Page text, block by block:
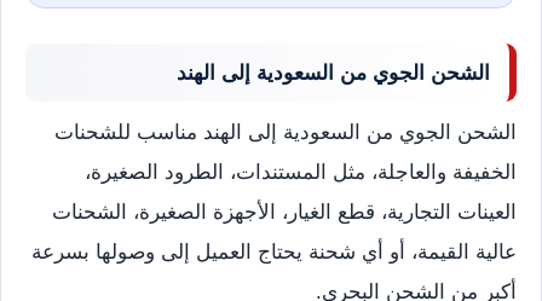
الشحن الجوي من السعودية إلى الهند
الشحن الجوي من السعودية إلى الهند مناسب للشحنات
الخفيفة والعاجلة، مثل المستندات، الطرود الصغيرة،
العينات التجارية، قطع الغيار، الأجهزة الصغيرة، الشحنات
عالية القيمة، أو أي شحنة يحتاج العميل إلى وصولها بسرعة
أكبر من الشحن البحري.